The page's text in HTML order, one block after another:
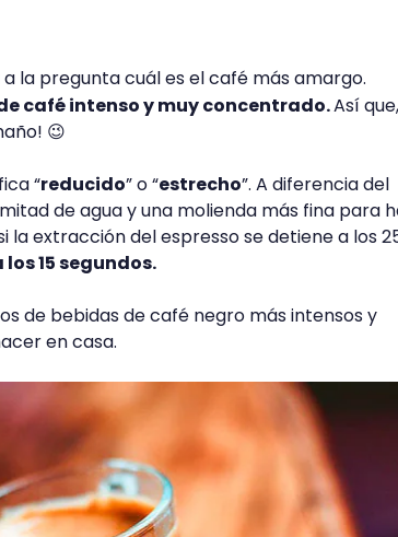
la pregunta cuál es el café más amargo.
café intenso y muy concentrado.Así
😉
“reducido” o “estrecho”. A diferencia del
de agua y una molienda más fina para
la extracción del espresso se detiene a los
15 segundos.
de bebidas de café negro más intensos y
en casa.